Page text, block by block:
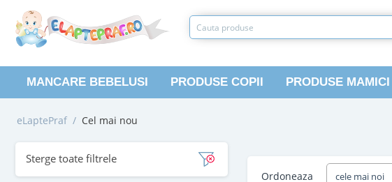
MANCARE BEBELUSI PRODUSE COPII PRODUSE MAMICI
eLaptePraf / Cel mai nou
Sterge toate filtrele
Ordoneaza cele mai noi